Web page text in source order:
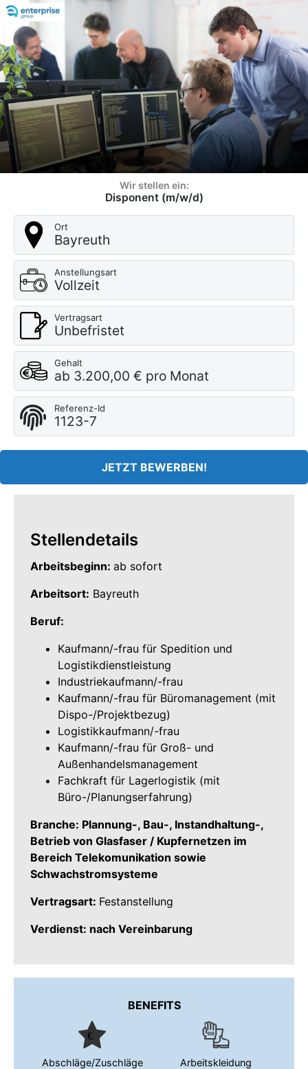
Wir stellen ein:
Disponent (m/w/d)
Ort
Bayreuth
Anstellungsart
Vollzeit
Vertragsart
Unbefristet
Gehalt
ab 3.200,00 € pro Monat
Referenz-Id
1123-7
JETZT BEWERBEN!
Stellendetails
Arbeitsbeginn: ab sofort
Arbeitsort: Bayreuth
Beruf:
Kaufmann/-frau für Spedition und
Logistikdienstleistung
Industriekaufmann/-frau
Kaufmann/-frau für Büromanagement (mit
Dispo-/Projektbezug)
Logistikkaufmann/-frau
Kaufmann/-frau für Groß- und
Außenhandelsmanagement
Fachkraft für Lagerlogistik (mit
Büro-/Planungserfahrung)
Branche: Plannung-, Bau-, Instandhaltung-,
Betrieb von Glasfaser / Kupfernetzen im
Bereich Telekomunikation sowie
Schwachstromsysteme
Vertragsart: Festanstellung
Verdienst: nach Vereinbarung
BENEFITS
Abschläge/Zuschläge Arbeitskleidung